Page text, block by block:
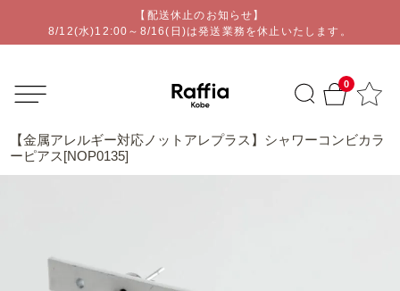
【配送休止のお知らせ】
8/12(水)12:00～8/16(日)は発送業務を休止いたします。
0
オリジナルアクセサリー通販ショップ | Raffia kobe
【金属アレルギー対応ノットアレプラス】シャワーコンビカラ
ーピアス[NOP0135]